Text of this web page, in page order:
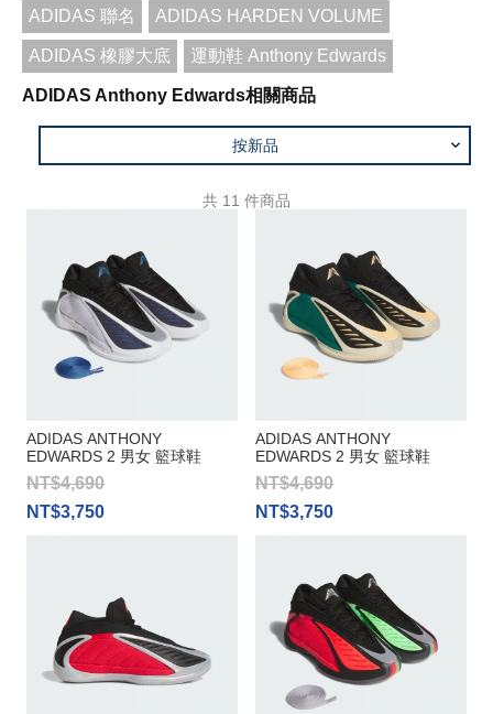
ADIDAS 聯名 ADIDAS HARDEN VOLUME
ADIDAS 橡膠大底 運動鞋 Anthony Edwards
ADIDAS Anthony Edwards相關商品
按新品
共 11 件商品
ADIDAS ANTHONY
EDWARDS 2 男女 籃球鞋
NT$4,690
NT$3,750
ADIDAS ANTHONY
EDWARDS 2 男女 籃球鞋
NT$4,690
NT$3,750